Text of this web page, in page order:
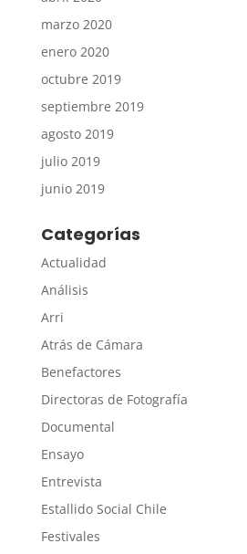
marzo 2020
enero 2020
octubre 2019
septiembre 2019
agosto 2019
julio 2019
junio 2019
Categorías
Actualidad
Análisis
Arri
Atrás de Cámara
Benefactores
Directoras de Fotografía
Documental
Ensayo
Entrevista
Estallido Social Chile
Festivales